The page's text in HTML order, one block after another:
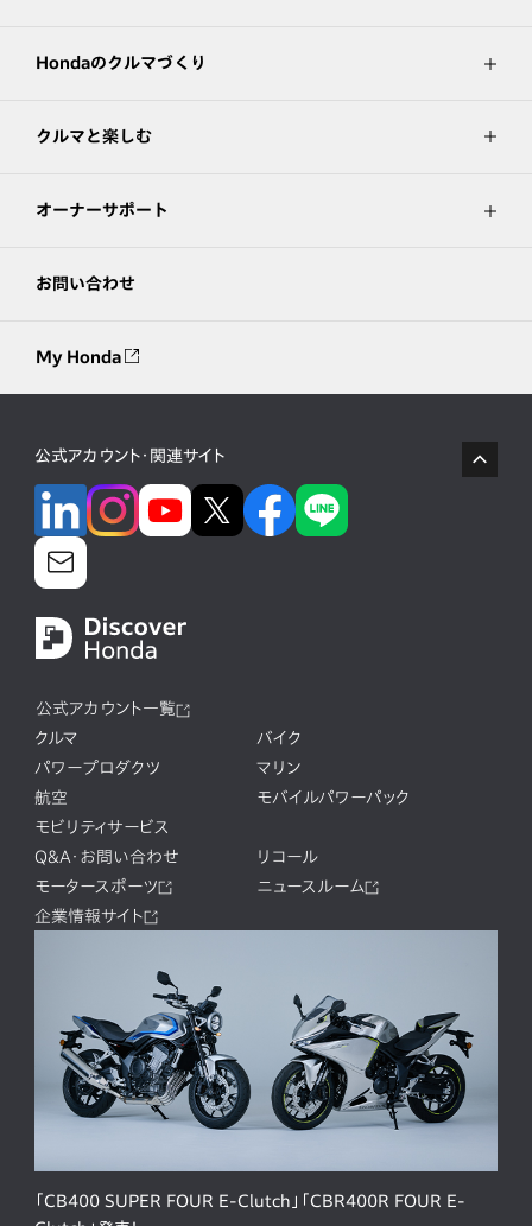
Hondaのクルマづくり
クルマと楽しむ
オーナーサポート
お問い合わせ
My Honda
公式アカウント・関連サイト
公式アカウント一覧
クルマ
バイク
パワープロダクツ
マリン
航空
モバイルパワーパック
モビリティサービス
Q&A・お問い合わせ
リコール
モータースポーツ
ニュースルーム
企業情報サイト
「CB400 SUPER FOUR E-Clutch」「CBR400R FOUR E-